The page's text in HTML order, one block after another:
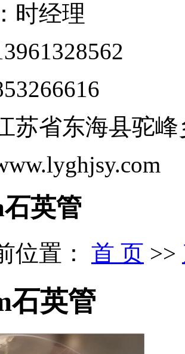
时经理
苏省东海县驼
英管
位置： 首 页 >>
石英管